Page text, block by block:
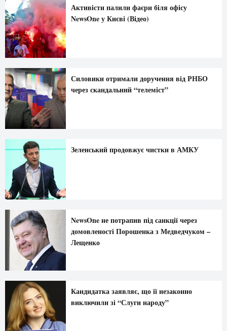
Активісти палили фаєри біля офісу
NewsOne у Києві (Відео)
Силовики отримали доручення від РНБО
через скандальний “телеміст”
Зеленський продовжує чистки в АМКУ
NewsOne не потрапив під санкції через
домовленості Порошенка з Медведчуком –
Лещенко
Кандидатка заявляє, що її незаконно
виключили зі “Слуги народу”